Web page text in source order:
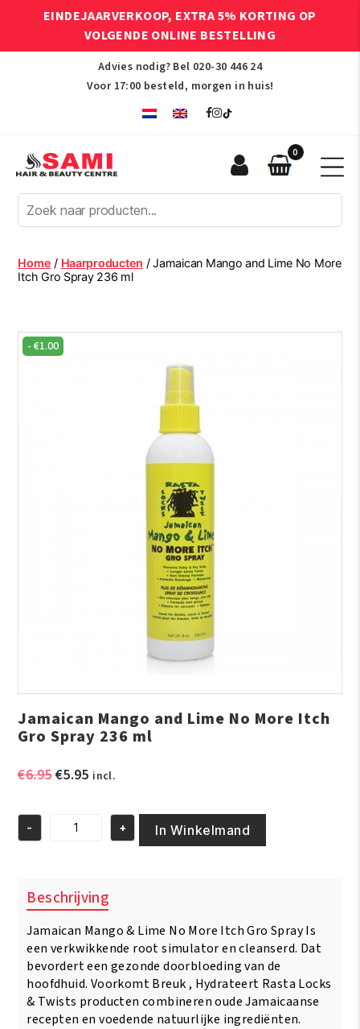
EINDEJAARVERKOOP, EXTRA 5% KORTING OP
VOLGENDE ONLINE BESTELLING
Advies nodig? Bel 020-30 446 24
Voor 17:00 besteld, morgen in huis!
Afro
Hair
Beauty
Centre
0
Home / Haarproducten / Jamaican Mango and Lime No More
Itch Gro Spray 236 ml
-€1.00
Jamaican Mango and Lime No More Itch
Gro Spray 236 ml
€6.95Oorspronkelijke
€6.95.
€5.95Huidige
€5.95.
incl.
Jamaican
No
More
Itch
Gro
Spray
236
ml
- + In Winkelmand
Beschrijving
Jamaican Mango & Lime No More Itch Gro Spray Is
een verkwikkende root simulator en cleanserd. Dat
bevordert een gezonde doorbloeding van de
hoofdhuid. Voorkomt Breuk , Hydrateert Rasta Locks
& Twists producten combineren oude Jamaicaanse
recepten en voedende natuurlijke ingrediënten.